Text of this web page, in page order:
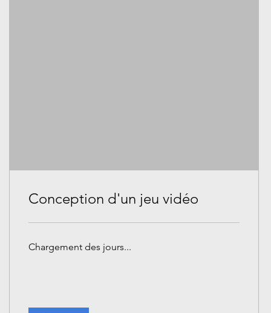
Conception d'un jeu vidéo
Chargement des jours...